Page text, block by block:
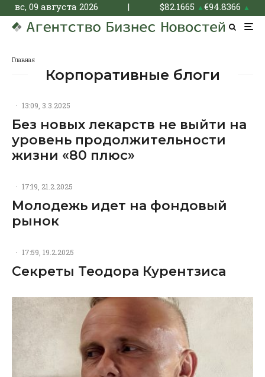
вс, 09 августа 2026 | $82.1665 ▲€94.8366 ▲
Главная
Корпоративные блоги
· 13:09, 3.3.2025
Без новых лекарств не выйти на
уровень продолжительности
жизни «80 плюс»
· 17:19, 21.2.2025
Молодежь идет на фондовый
рынок
· 17:59, 19.2.2025
Секреты Теодора Курентзиса